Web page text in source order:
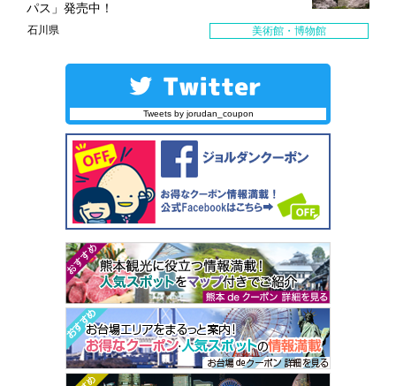
パス」発売中！
石川県 美術館・博物館
Tweets by jorudan_coupon